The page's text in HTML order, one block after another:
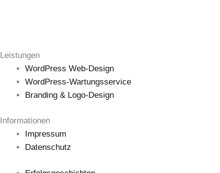
Leistungen
WordPress Web-Design
WordPress-Wartungsservice
Branding & Logo-Design
Informationen
Impressum
Datenschutz